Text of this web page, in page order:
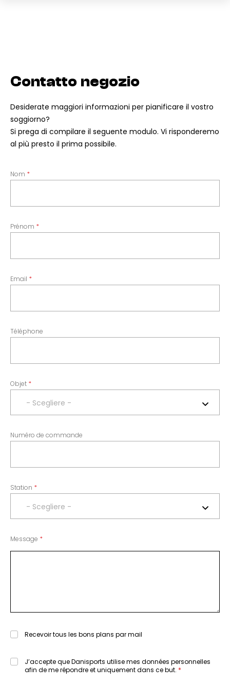
Contatto negozio
Desiderate maggiori informazioni per pianificare il vostro
soggiorno?
Si prega di compilare il seguente modulo. Vi risponderemo
al più presto il prima possibile.
Nom
Prénom
Email
Téléphone
Objet
- Scegliere -
Numéro de commande
Station
- Scegliere -
Message
Recevoir tous les bons plans par mail
J’accepte que Danisports utilise mes données personnelles
afin de me répondre et uniquement dans ce but.